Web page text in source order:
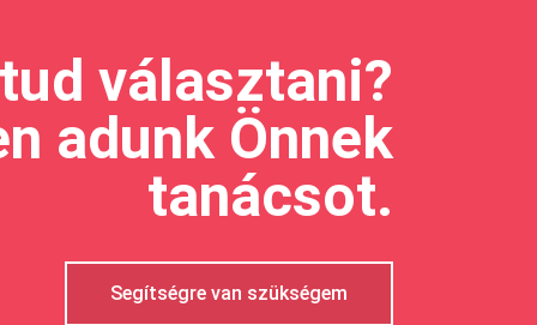
választani?
adunk Önnek
tanácsot.
Segítségre van szükségem